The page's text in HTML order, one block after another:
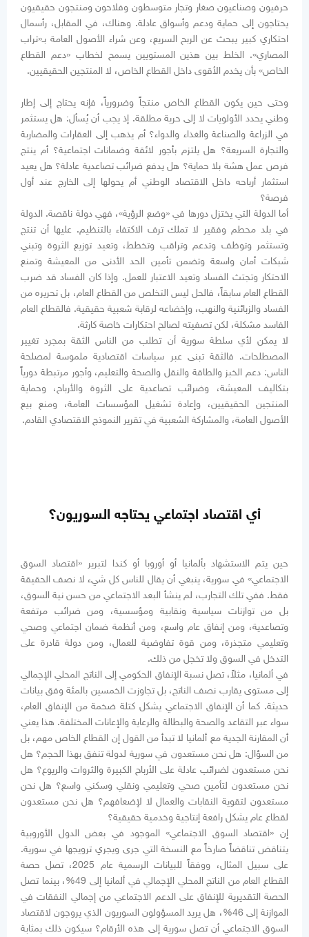
حرفيون وصناعيون صغار وتجار متوسطون وفلاحون ومنتجون حقيقيون
يحتاجون إلى حماية ودعم وأسواق عادلة. وهناك، في المقابل، رأسمال
احتكاري كبير يبحث عن الربح السريع، وعن شراء الأصول العامة بـ«تراب
المصاري». الخلط بين هذين المستويين يسمح لخطاب «دعم القطاع
الخاص» بأن يخدم الأقوى داخل القطاع الخاص، لا المنتجين الحقيقيين.
وحتى حين يكون القطاع الخاص منتجاً وضرورياً، فإنه يحتاج إلى إطار
وطني يحدد الأولويات لا إلى حرية مطلقة. إذ يجب أن يُسأل: هل يستثمر
في الزراعة والصناعة والغذاء والدواء؟ أم يذهب إلى العقارات والمضاربة
والتجارة السريعة؟ هل يلتزم بأجور لائقة وضمانات اجتماعية؟ أم ينتج
فرص عمل هشة بلا حماية؟ هل يدفع ضرائب تصاعدية عادلة؟ هل يعيد
استثمار أرباحه داخل الاقتصاد الوطني أم يحولها إلى الخارج عند أول
فرصة؟
أما الدولة التي يختزل دورها في «وضع الرؤية»، فهي دولة ناقصة. الدولة
في بلد محطم وفقير لا تملك ترف الاكتفاء بالتنظيم. عليها أن تنتج
وتستثمر وتوظف وتدعم وتراقب وتخطط، وتعيد توزيع الثروة وتبني
شبكات أمان واسعة وتضمن تأمين الحد الأدنى من المعيشة وتمنع
الاحتكار وتجتث الفساد وتعيد الاعتبار للعمل. وإذا كان الفساد قد ضرب
القطاع العام سابقاً، فالحل ليس التخلص من القطاع العام، بل تحريره من
الفساد والزبائنية والنهب، وإخضاعه لرقابة شعبية حقيقية. فالقطاع العام
الفاسد مشكلة، لكن تصفيته لصالح احتكارات خاصة كارثة.
لا يمكن لأي سلطة سورية أن تطلب من الناس الثقة بمجرد تغيير
المصطلحات. فالثقة تبنى عبر سياسات اقتصادية ملموسة لمصلحة
الناس: دعم الخبز والطاقة والنقل والصحة والتعليم، وأجور مرتبطة دورياً
بتكاليف المعيشة، وضرائب تصاعدية على الثروة والأرباح، وحماية
المنتجين الحقيقيين، وإعادة تشغيل المؤسسات العامة، ومنع بيع
الأصول العامة، والمشاركة الشعبية في تقرير النموذج الاقتصادي القادم.
أي اقتصاد اجتماعي يحتاجه السوريون؟
حين يتم الاستشهاد بألمانيا أو أوروبا أو كندا لتبرير «اقتصاد السوق
الاجتماعي» في سورية، ينبغي أن يقال للناس كل شيء لا نصف الحقيقة
فقط. ففي تلك التجارب، لم ينشأ البعد الاجتماعي من حسن نية السوق،
بل من توازنات سياسية ونقابية ومؤسسية، ومن ضرائب مرتفعة
وتصاعدية، ومن إنفاق عام واسع، ومن أنظمة ضمان اجتماعي وصحي
وتعليمي متجذرة، ومن قوة تفاوضية للعمال، ومن دولة قادرة على
التدخل في السوق ولا تخجل من ذلك.
في ألمانيا، مثلاً، تصل نسبة الإنفاق الحكومي إلى الناتج المحلي الإجمالي
إلى مستوى يقارب نصف الناتج، بل تجاوزت الخمسين بالمئة وفق بيانات
حديثة. كما أن الإنفاق الاجتماعي يشكل كتلة ضخمة من الإنفاق العام،
سواء عبر التقاعد والصحة والبطالة والرعاية والإعانات المختلفة. هذا يعني
أن المقارنة الجدية مع ألمانيا لا تبدأ من القول إن القطاع الخاص مهم، بل
من السؤال: هل نحن مستعدون في سورية لدولة تنفق بهذا الحجم؟ هل
نحن مستعدون لضرائب عادلة على الأرباح الكبيرة والثروات والريوع؟ هل
نحن مستعدون لتأمين صحي وتعليمي ونقلي وسكني واسع؟ هل نحن
مستعدون لتقوية النقابات والعمال لا لإضعافهم؟ هل نحن مستعدون
لقطاع عام يشكل رافعة إنتاجية وخدمية حقيقية؟
إن «اقتصاد السوق الاجتماعي» الموجود في بعض الدول الأوروبية
يتناقض تناقضاً صارخاً مع النسخة التي جرى ويجري ترويجها في سورية.
على سبيل المثال، ووفقاً للبيانات الرسمية عام 2025، تصل حصة
القطاع العام من الناتج المحلي الإجمالي في ألمانيا إلى 49%، بينما تصل
الحصة التقديرية للإنفاق على الدعم الاجتماعي من إجمالي النفقات في
الموازنة إلى 46%، هل يريد المسؤولون السوريون الذي يروجون لاقتصاد
السوق الاجتماعي أن تصل سورية إلى هذه الأرقام؟ سيكون ذلك بمثابة